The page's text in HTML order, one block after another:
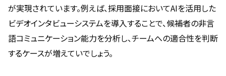
が実現されています。例えば、採用面接においてAIを活用した
ビデオインタビューシステムを導入することで、候補者の非言
語コミュニケーション能力を分析し、チームへの適合性を判断
するケースが増えていでしょう。